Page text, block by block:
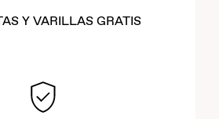
Y VARILLAS GRATIS